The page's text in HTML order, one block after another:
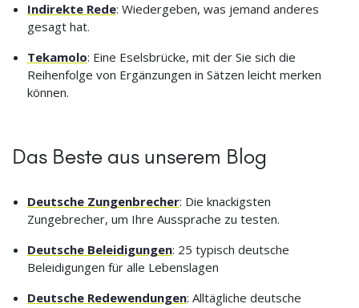
Indirekte Rede: Wiedergeben, was jemand anderes
gesagt hat.
Tekamolo: Eine Eselsbrücke, mit der Sie sich die
Reihenfolge von Ergänzungen in Sätzen leicht merken
können.
Das Beste aus unserem Blog
Deutsche Zungenbrecher: Die knackigsten
Zungebrecher, um Ihre Aussprache zu testen.
Deutsche Beleidigungen: 25 typisch deutsche
Beleidigungen für alle Lebenslagen
Deutsche Redewendungen: Alltägliche deutsche